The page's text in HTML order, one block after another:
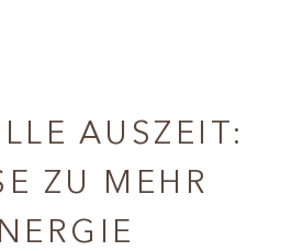
AUSZEIT:
ZU MEHR